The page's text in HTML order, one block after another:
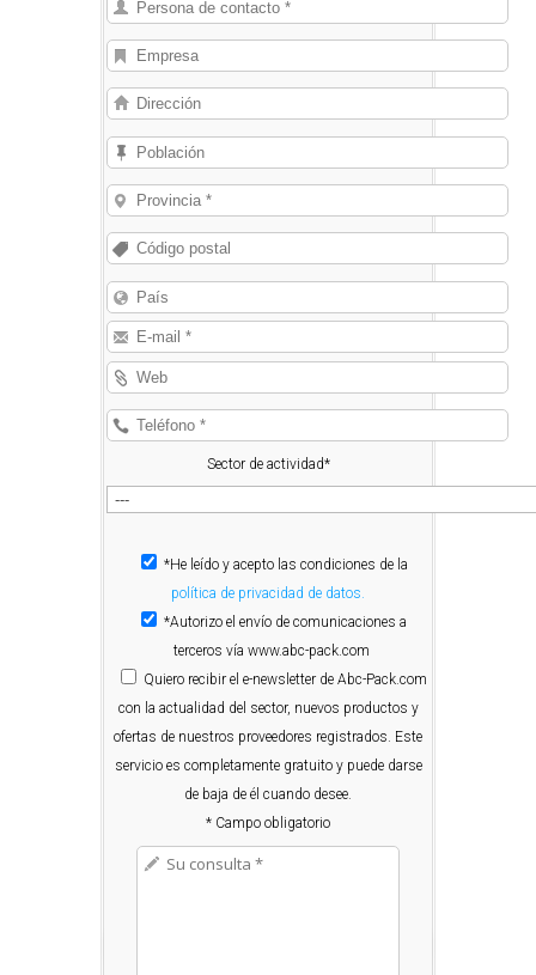
Sector de actividad*
*He leído y acepto las condiciones de la
política de privacidad de datos.
*Autorizo el envío de comunicaciones a
terceros vía www.abc-pack.com
Quiero recibir el e-newsletter de Abc-Pack.com
con la actualidad del sector, nuevos productos y
ofertas de nuestros proveedores registrados. Este
servicio es completamente gratuito y puede darse
de baja de él cuando desee.
* Campo obligatorio